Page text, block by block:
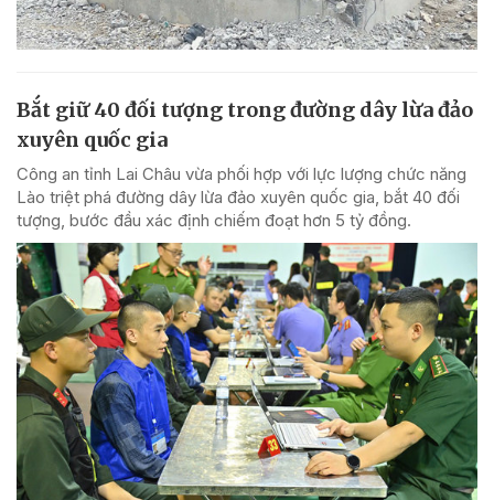
Bắt giữ 40 đối tượng trong đường dây lừa đảo
xuyên quốc gia
Công an tỉnh Lai Châu vừa phối hợp với lực lượng chức năng
Lào triệt phá đường dây lừa đảo xuyên quốc gia, bắt 40 đối
tượng, bước đầu xác định chiếm đoạt hơn 5 tỷ đồng.